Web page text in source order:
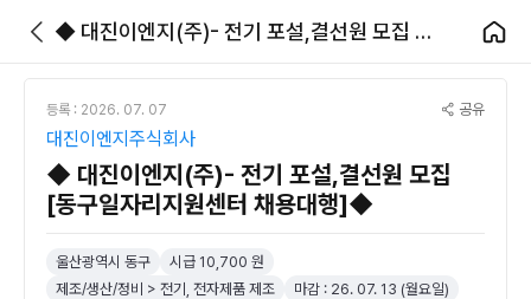
◆ 대진이엔지(주)- 전기 포설,결선원 모집 [동구일자리지원센터 채용대행]◆
등록 : 2026. 07. 07 공유
대진이엔지주식회사
◆ 대진이엔지(주)- 전기 포설,결선원 모집
[동구일자리지원센터 채용대행]◆
울산광역시 동구
시급 10,700 원
제조/생산/정비 > 전기, 전자제품 제조
마감 : 26. 07. 13 (월요일)